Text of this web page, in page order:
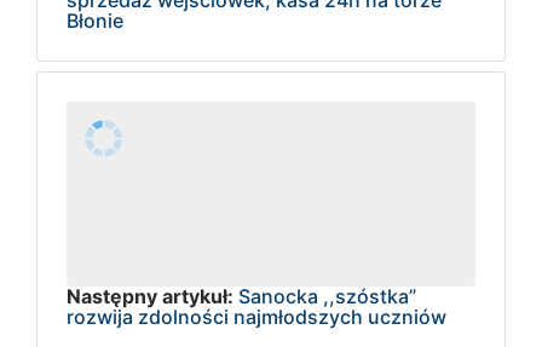
Błonie
Następny artykuł: Sanocka ,,szóstka”
rozwija zdolności najmłodszych uczniów